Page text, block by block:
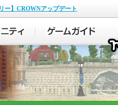
ー】CROWNアップデート